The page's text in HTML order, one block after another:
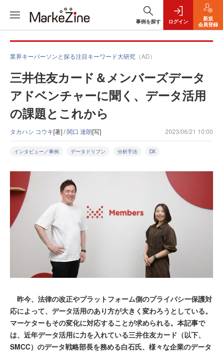
事例を探す ログイン
新規
会員登録
業界キーパーソンと探る注目キーワード大研究 （AD）
三井住友カード＆メンバーズデータ
アドベンチャーに聞く、データ活用
の課題とこれから
タカハシ コウキ[著] /関口 達朗[写] 2023/06/21 10:00
インタビュー／事例 データドリブン 分析手法 DX
昨今、法律の改正やプラットフォーム側のプライバシー保護対
応によって、データ活用のあり方が大きく変わろうとしている。
マーケターもその変化に対応することが求められる。本記事で
は、近年データ活用に力を入れている三井住友カード（以下、
SMCC）のデータ戦略部長を務める白石氏、様々な企業のデータ